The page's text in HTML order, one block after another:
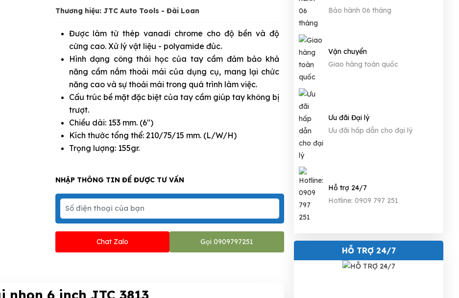
Thương hiệu: JTC Auto Tools - Đài Loan
Được làm từ thép vanadi chrome cho độ bền và độ
cứng cao. Xử lý vật liệu - polyamide đúc.
Hình dạng công thái học của tay cầm đảm bảo khả
năng cầm nắm thoải mái của dụng cụ, mang lại chức
năng cao và sự thoải mái trong quá trình làm việc.
Cấu trúc bề mặt đặc biệt của tay cầm giúp tay không bị
trượt.
Chiều dài: 153 mm. (6")
Kích thước tổng thể: 210/75/15 mm. (L/W/H)
Trọng lượng: 155gr.
NHẬP THÔNG TIN ĐỂ ĐƯỢC TƯ VẤN
Chat Zalo Gọi 0909797251
nhọn 6 inch JTC 3813
Bảo hành 06 tháng
Vận chuyển
Giao hàng toàn quốc
Ưu đãi Đại lý
Ưu đãi hấp dẫn cho đại lý
Hỗ trợ 24/7
Hotline: 0909 797 251
HỖ TRỢ 24/7